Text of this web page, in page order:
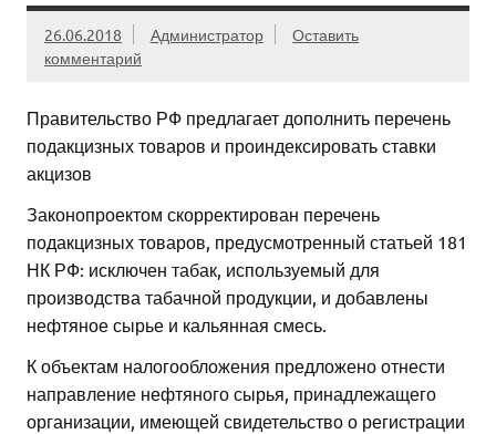
26.06.2018 Администратор
Оставить
комментарий
Правительство РФ предлагает дополнить перечень
подакцизных товаров и проиндексировать ставки
акцизов
Законопроектом скорректирован перечень
подакцизных товаров, предусмотренный статьей 181
НК РФ: исключен табак, используемый для
производства табачной продукции, и добавлены
нефтяное сырье и кальянная смесь.
К объектам налогообложения предложено отнести
направление нефтяного сырья, принадлежащего
организации, имеющей свидетельство о регистрации